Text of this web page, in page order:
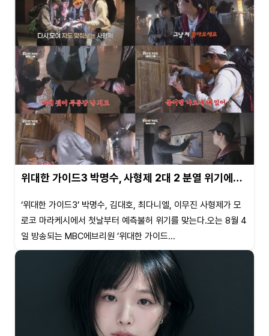
위대한 가이드3 박명수, 사형제 2대 2 분열 위기에…
‘위대한 가이드3’ 박명수, 김대호, 최다니엘, 이무진 사형제가 모
로코 마라케시에서 첫날부터 예측불허 위기를 맞는다.오는 8월 4
일 방송되는 MBC에브리원 ’위대한 가이드...